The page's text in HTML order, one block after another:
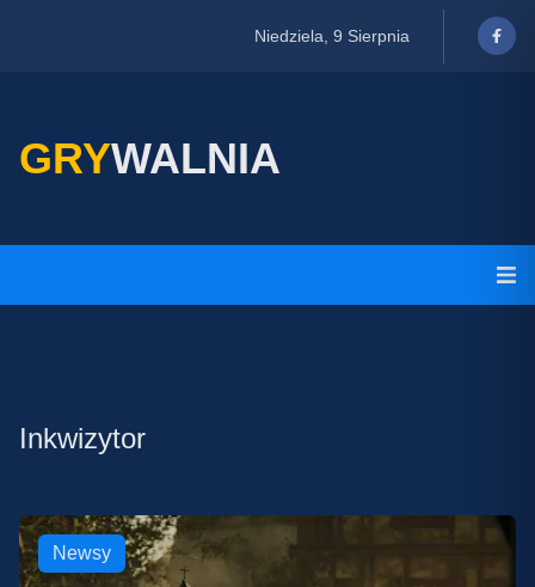
Niedziela, 9 Sierpnia
GRYWALNIA
Inkwizytor
Newsy